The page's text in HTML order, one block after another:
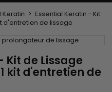
Keratin
Essential Keratin - Kit
d'entretien de lissage
Kit de Lissage
kit d'entretien de